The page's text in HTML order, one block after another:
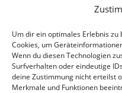
Um dir ein optimales Erlebnis
Cookies, um
Wenn du diesen Technologien
Surfverhalten oder eindeutige
deine Zustimmung nicht erteilst
Merkmale und Funktionen